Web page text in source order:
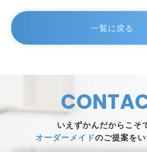
一覧に戻る
いえずかんだからこそ
オーダーメイドのご提案をい